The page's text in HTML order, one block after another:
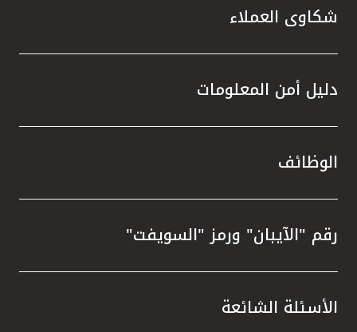
شكاوى العملاء
دليل أمن المعلومات
الوظائف
رقم "الآيبان" ورمز "السويفت"
الأسئلة الشائعة